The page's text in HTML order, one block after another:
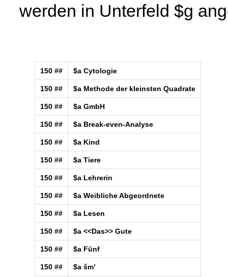
werden in Unterfeld $g
150 ## $a Cytologie
150 ## $a Methode der kleinsten Quadrate
150 ## $a GmbH
150 ## $a Break-even-Analyse
150 ## $a Kind
150 ## $a Tiere
150 ## $a Lehrerin
150 ## $a Weibliche Abgeordnete
150 ## $a Lesen
150 ## $a <<Das>> Gute
150 ## $a Fünf
150 ## $a šm’